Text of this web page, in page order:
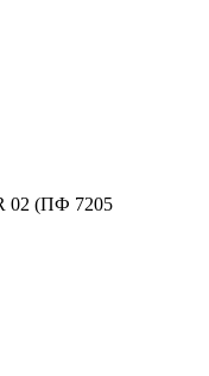
02 (ПФ 7205